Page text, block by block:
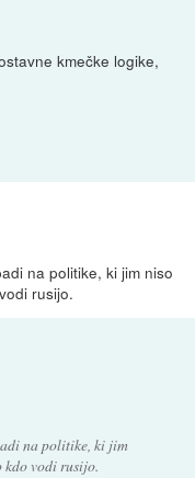
kmečke logike,
na politike, ki jim niso
rusijo.
na politike, ki jim
kdo vodi rusijo.